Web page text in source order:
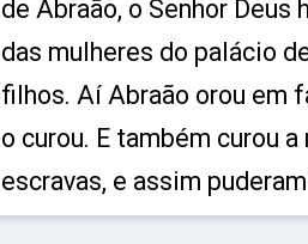
de Abraão, o Senhor
das mulheres do palácio
filhos. Aí Abraão orou em
o curou. E também curou
escravas, e assim